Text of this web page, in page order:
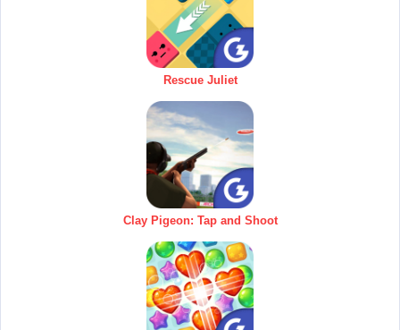
Rescue Juliet
Clay Pigeon: Tap and Shoot